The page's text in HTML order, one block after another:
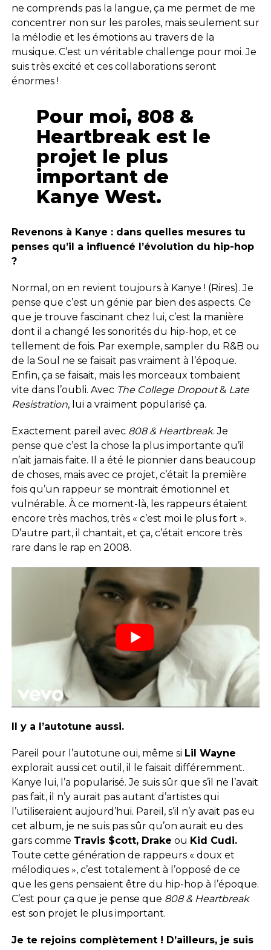
ne comprends pas la langue, ça me permet de me
concentrer non sur les paroles, mais seulement sur
la mélodie et les émotions au travers de la
musique. C’est un véritable challenge pour moi. Je
suis très excité et ces collaborations seront
énormes !
Pour moi, 808 &
Heartbreak est le
projet le plus
important de
Kanye West.
Revenons à Kanye : dans quelles mesures tu
penses qu’il a influencé l’évolution du hip-hop
?
Normal, on en revient toujours à Kanye ! (Rires). Je
pense que c’est un génie par bien des aspects. Ce
que je trouve fascinant chez lui, c’est la manière
dont il a changé les sonorités du hip-hop, et ce
tellement de fois. Par exemple, sampler du R&B ou
de la Soul ne se faisait pas vraiment à l’époque.
Enfin, ça se faisait, mais les morceaux tombaient
vite dans l’oubli. Avec The College Dropout& Late
Resistration, lui a vraiment popularisé ça.
Exactement pareil avec 808 & Heartbreak. Je
pense que c’est la chose la plus importante qu’il
n’ait jamais faite. Il a été le pionnier dans beaucoup
de choses, mais avec ce projet, c’était la première
fois qu’un rappeur se montrait émotionnel et
vulnérable. À ce moment-là, les rappeurs étaient
encore très machos, très « c’est moi le plus fort ».
D’autre part, il chantait, et ça, c’était encore très
rare dans le rap en 2008.
Il y a l’autotune aussi.
Pareil pour l’autotune oui, même si Lil Wayne
explorait aussi cet outil, il le faisait différemment.
Kanye lui, l’a popularisé. Je suis sûr que s’il ne l’avait
pas fait, il n’y aurait pas autant d’artistes qui
l’utiliseraient aujourd’hui. Pareil, s’il n’y avait pas eu
cet album, je ne suis pas sûr qu’on aurait eu des
gars comme Travis $cott, Drake ou Kid Cudi.
Toute cette génération de rappeurs « doux et
mélodiques », c’est totalement à l’opposé de ce
que les gens pensaient être du hip-hop à l’époque.
C’est pour ça que je pense que 808 & Heartbreak
est son projet le plus important.
Je te rejoins complètement ! D’ailleurs, je suis